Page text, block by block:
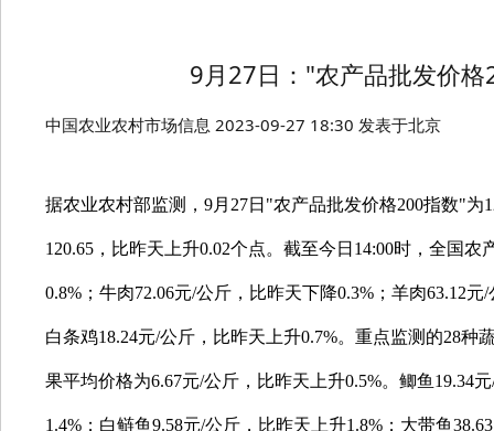
9月27日："农产品批发价
中国农业农村市场信息 2023-09-27 18:30 发表于北京
据农业农村部监测， 9月27日"农产品批发价格200指数"为
120.65，比昨天上升0.02个点。截至今日14:00时，全国
0.8%；牛肉72.06元/公斤，比昨天下降0.3%；羊肉63.12
白条鸡18.24元/公斤，比昨天上升0.7%。重点监测的28
果平均价格为6.67元/公斤，比昨天上升0.5%。鲫鱼19.34
1.4%；白鲢鱼9.58元/公斤，比昨天上升1.8%；大带鱼